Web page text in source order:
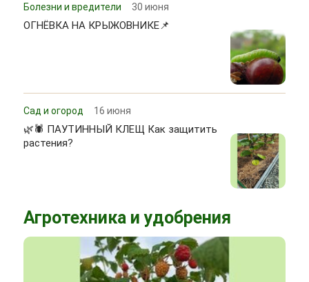
Болезни и вредители 30 июня
ОГНЁВКА НА КРЫЖОВНИКЕ📌
Сад и огород 16 июня
🌿🕷 ПАУТИННЫЙ КЛЕЩ Как защитить
растения?
Агротехника и удобрения